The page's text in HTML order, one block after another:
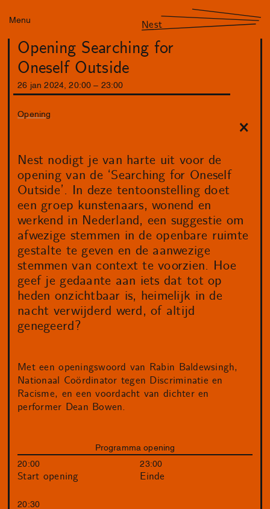
Menu Nest
Opening Searching for
Oneself Outside
26 jan 2024 ,20:00 23 :00
Opening
Nest nodigt je van harte uit voor de
opening van de ‘Searching for Oneself
Outside’. In deze tentoonstelling doet
een groep kunstenaars, wonend en
werkend in Nederland, een suggestie om
afwezige stemmen in de openbare ruimte
gestalte te geven en de aanwezige
stemmen van context te voorzien. Hoe
geef je gedaante aan iets dat tot op
heden onzichtbaar is, heimelijk in de
nacht verwijderd werd, of altijd
genegeerd?
Met een openingswoord van Rabin Baldewsingh,
Nationaal Coördinator tegen Discriminatie en
Racisme, en een voordacht van dichter en
performer Dean Bowen.
Programma opening
20:00
Start opening
20:30
23:00
Einde